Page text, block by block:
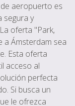
aeropuerto es
segura y
oferta "Park,
a Ámsterdam sea
Esta oferta
acceso al
perfecta
Si busca un
le ofrezca